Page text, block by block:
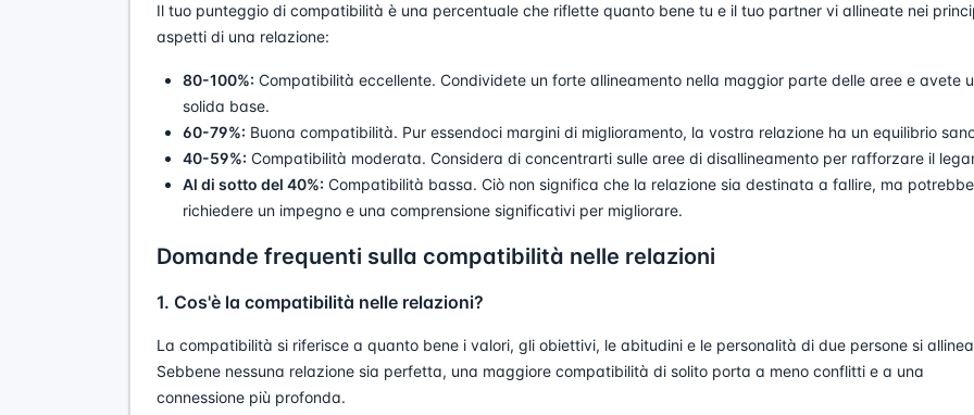
Il tuo punteggio di compatibilità è una percentuale che riflette quanto bene tu e il tuo partner vi allineate nei
aspetti di una relazione:
80-100%: Compatibilità eccellente. Condividete un forte allineamento nella maggior parte delle aree e avete
solida base.
60-79%: Buona compatibilità. Pur essendoci margini di miglioramento, la vostra relazione ha un equilibrio
40-59%: Compatibilità moderata. Considera di concentrarti sulle aree di disallineamento per rafforzare il
Al di sotto del 40%: Compatibilità bassa. Ciò non significa che la relazione sia destinata a fallire, ma potrebbe
richiedere un impegno e una comprensione significativi per migliorare.
Domande frequenti sulla compatibilità nelle relazioni
1. Cos'è la compatibilità nelle relazioni?
La compatibilità si riferisce a quanto bene i valori, gli obiettivi, le abitudini e le personalità di due persone si
Sebbene nessuna relazione sia perfetta, una maggiore compatibilità di solito porta a meno conflitti e a una
connessione più profonda.